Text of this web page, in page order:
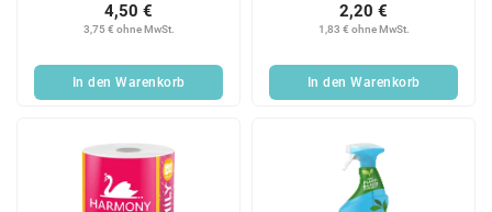
3,75 € ohne MwSt.
4,50 €
In den Warenkorb
1,83 € ohne MwSt.
2,20 €
In den Warenkorb